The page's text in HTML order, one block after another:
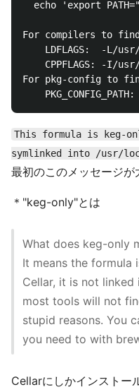
echo 'export
For compilers to
LDFLAGS:  -L/
CPPFLAGS: -I/
For pkg-config to
This formula is keg-
symlinked into /usr/
最初のこのメッセージが
＊"keg-only"とは
What does keg-only
It means the formula
Cellar, it is not linked
most tools will not
stupid reasons. You
you need to with
Cellarにしかインストー